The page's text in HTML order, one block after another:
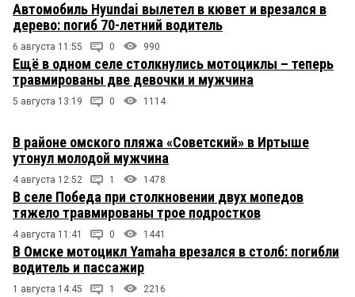
Автомобиль Hyundai вылетел в кювет и врезался в
дерево: погиб 70-летний водитель
6 августа 11:55 0 990
Ещё в одном селе столкнулись мотоциклы – теперь
травмированы две девочки и мужчина
5 августа 13:19 0 1114
В районе омского пляжа «Советский» в Иртыше
утонул молодой мужчина
4 августа 12:52 1 1478
В селе Победа при столкновении двух мопедов
тяжело травмированы трое подростков
4 августа 11:41 0 1441
В Омске мотоцикл Yamaha врезался в столб: погибли
водитель и пассажир
1 августа 14:45 1 2216